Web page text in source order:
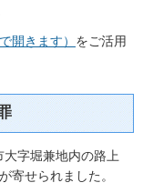
開きます） をご活用
字堀兼地内の路上
寄せられました。